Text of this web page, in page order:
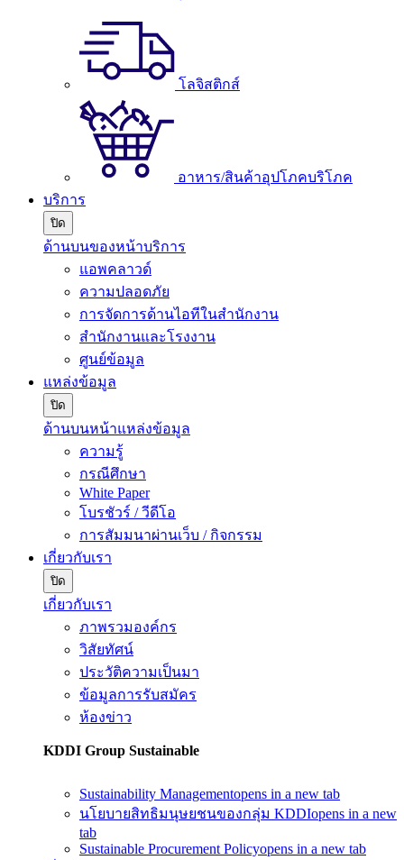
โลจิสติกส์
อาหาร/สินค้าอุปโภคบริโภค
บริการ
ปิด
ด้านบนของหน้าบริการ
แอพคลาวด์
ความปลอดภัย
การจัดการด้านไอทีในสำนักงาน
สำนักงานและโรงงาน
ศูนย์ข้อมูล
แหล่งข้อมูล
ปิด
ด้านบนหน้าแหล่งข้อมูล
ความรู้
กรณีศึกษา
White Paper
โบรชัวร์ / วีดีโอ
การสัมมนาผ่านเว็บ / กิจกรรม
เกี่ยวกับเรา
ปิด
เกี่ยวกับเรา
ภาพรวมองค์กร
วิสัยทัศน์
ประวัติความเป็นมา
ข้อมูลการรับสมัคร
ห้องข่าว
KDDI Group Sustainable
Sustainability Managementopens in a new tab
นโยบายสิทธิมนุษยชนของกลุ่ม KDDIopens in a new
tab
Sustainable Procurement Policyopens in a new tab